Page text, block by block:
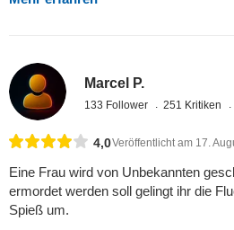
Marcel P.
133 Follower 251 Kritiken
4,0Veröffentlicht am 17.
Eine Frau wird von Unbekannten
ermordet werden soll gelingt ihr die
Spieß um.